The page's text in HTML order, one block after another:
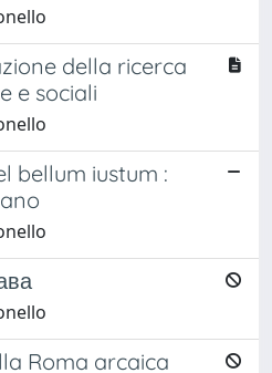
della ricerca
e sociali
bellum iustum :
Roma arcaica